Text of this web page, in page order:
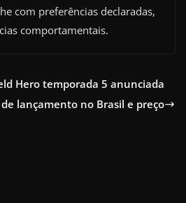
com preferências declaradas,
comportamentais.
Hero temporada 5 anunciada
lançamento no Brasil e preço